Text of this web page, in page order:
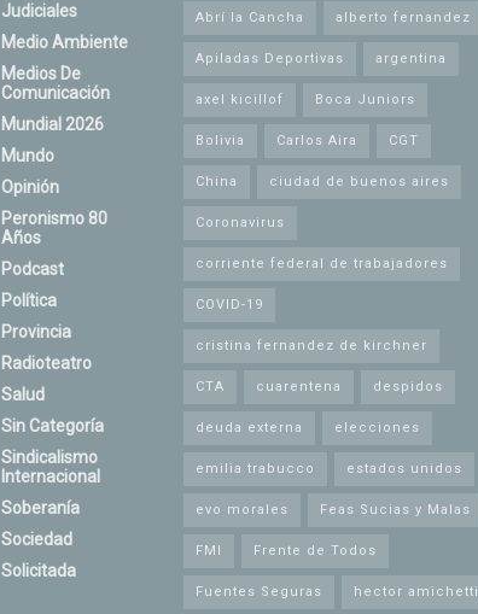
Judiciales
Medio Ambiente
Medios De
Comunicación
Mundial 2026
Mundo
Opinión
Peronismo 80
Años
Podcast
Política
Provincia
Radioteatro
Salud
Sin Categoría
Sindicalismo
Internacional
Soberanía
Sociedad
Solicitada
Abrí la Cancha alberto fernandez
Apiladas Deportivas argentina
axel kicillof Boca Juniors
Bolivia Carlos Aira CGT
China ciudad de buenos aires
Coronavirus
corriente federal de trabajadores
COVID-19
cristina fernandez de kirchner
CTA cuarentena despidos
deuda externa elecciones
emilia trabucco estados unidos
evo morales Feas Sucias y Malas
FMI Frente de Todos
Fuentes Seguras hector amichetti